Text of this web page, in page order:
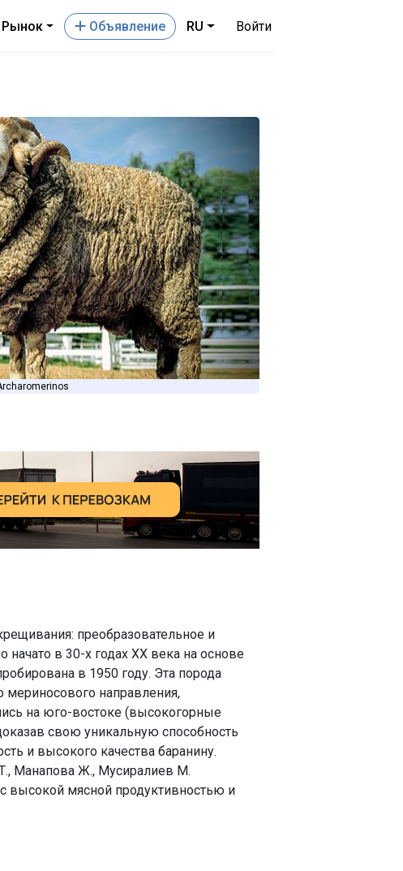
Рынок Oбъявление RU Войти
преобразовательное и
в 30-х годах ХХ века на основе
в 1950 году. Эта порода
направления,
на юго-востоке (высокогорные
свою уникальную способность
и высокого качества баранину.
Манапова Ж., Мусиралиев М.
высокой мясной продуктивностью и